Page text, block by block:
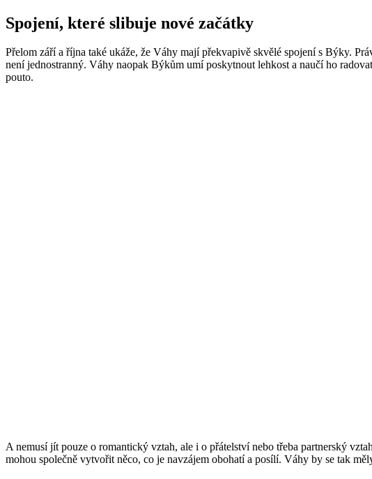
Spojení, které slibuje nové začátky
Přelom září a října také ukáže, že Váhy mají překvapivě skvělé spojení s Býky.
není jednostranný. Váhy naopak Býkům umí poskytnout lehkost a naučí ho
pouto.
A nemusí jít pouze o romantický vztah, ale i o přátelství nebo třeba partnerský
mohou společně vytvořit něco, co je navzájem obohatí a posílí. Váhy by se tak